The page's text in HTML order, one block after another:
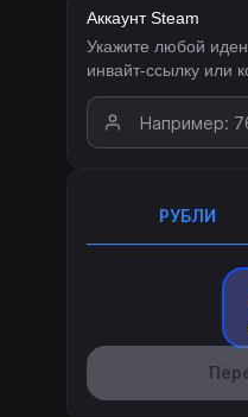
Аккаунт Steam
Укажите любой
инвайт-ссылку или
РУБЛИ